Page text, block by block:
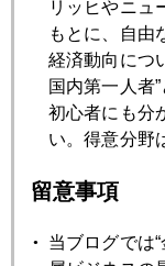
中国経済不安、
2017年11月15日
さおりんと対談
2017年11月14日
混迷を深めるサ
リッヒやニュ
もとに、自由
経済動向につ
国内第一人者
初心者にも分
い。得意分野
留意事項
当ブログでは